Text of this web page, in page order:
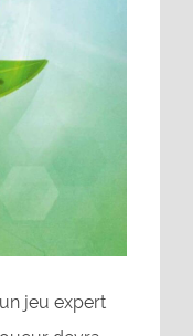
jeu expert